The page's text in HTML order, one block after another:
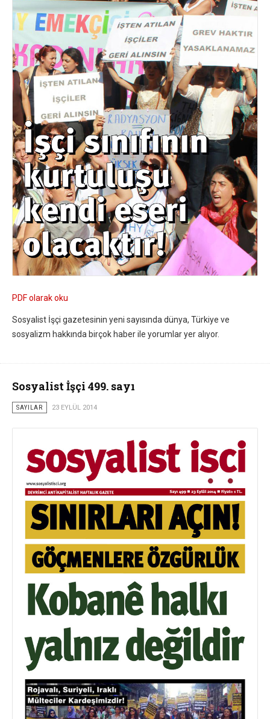
PDF olarak oku
Sosyalist İşçi gazetesinin yeni sayısında dünya, Türkiye ve
sosyalizm hakkında birçok haber ile yorumlar yer alıyor.
Sosyalist İşçi 499. sayı
SAYILAR 23 EYLÜL 2014